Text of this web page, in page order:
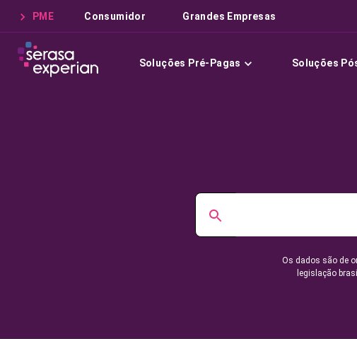
PME Consumidor Grandes Empresas
Soluções Pré-Pagas Soluções
Os dados são de
legislação